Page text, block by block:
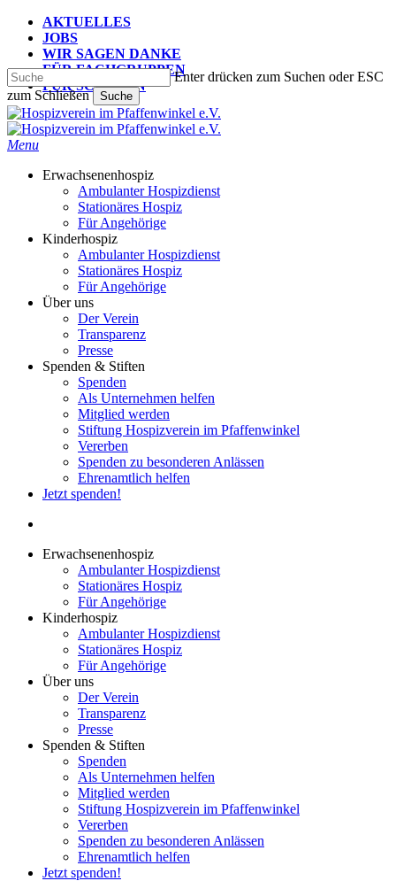
Skip
main
content
AKTUELLES
JOBS
WIR SAGEN DANKE
FÜR FACHGRUPPEN
FÜR SCHULEN
Enter drücken zum Suchen oder ESC
zum Schließen
Suche
Suche
schließen
search
Menu
Erwachsenenhospiz
Ambulanter Hospizdienst
Stationäres Hospiz
Für Angehörige
Kinderhospiz
Ambulanter Hospizdienst
Stationäres Hospiz
Für Angehörige
Über uns
Der Verein
Transparenz
Presse
Spenden & Stiften
Spenden
Als Unternehmen helfen
Mitglied werden
Stiftung Hospizverein im Pfaffenwinkel
Vererben
Spenden zu besonderen Anlässen
Ehrenamtlich helfen
Jetzt spenden!
Erwachsenenhospiz
Ambulanter Hospizdienst
Stationäres Hospiz
Für Angehörige
Kinderhospiz
Ambulanter Hospizdienst
Stationäres Hospiz
Für Angehörige
Über uns
Der Verein
Transparenz
Presse
Spenden & Stiften
Spenden
Als Unternehmen helfen
Mitglied werden
Stiftung Hospizverein im Pfaffenwinkel
Vererben
Spenden zu besonderen Anlässen
Ehrenamtlich helfen
Jetzt spenden!